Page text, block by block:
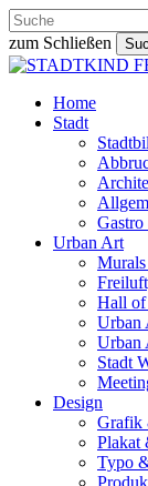
Skip
to
main
content
zum Schließen
Close
search
Menu
Home
Stadt
Urban Art
Hall of
Urban
Urban
Stadt
Design
Grafik
Plakat
Typo